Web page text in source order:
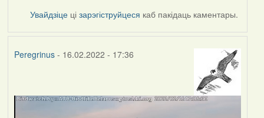
Увайдзіце цізарэгіструйцеся каб пакідаць каментары.
Peregrinus- 16.02.2022 - 17:36